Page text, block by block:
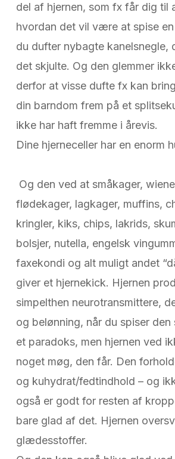
del af hjernen, som fx får dig til
hvordan det vil være at spise
du dufter nybagte kanelsnegle,
det skjulte. Og den glemmer
derfor at visse dufte fx kan
din barndom frem på et
ikke har haft fremme i årevis.
Dine hjerneceller har en enorm
Og den ved at småkager,
flødekager, lagkager, muffins,
kringler, kiks, chips, lakrids,
bolsjer, nutella, engelsk
faxekondi og alt muligt andet
giver et hjernekick. Hjernen
simpelthen neurotransmittere,
og belønning, når du spiser den
et paradoks, men hjernen ved
noget møg, den får. Den
og kuhydrat/fedtindhold – og
også er godt for resten af
bare glad af det. Hjernen
glædesstoffer.